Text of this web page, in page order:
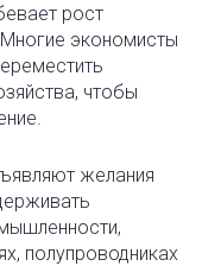
рост
экономисты
чтобы
желания
полупроводниках